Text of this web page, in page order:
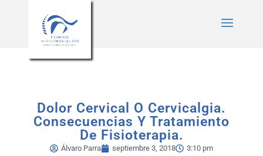
Dolor Cervical O Cervicalgia.
Consecuencias Y Tratamiento
De Fisioterapia.
Álvaro Parra septiembre 3, 2018 3:10 pm